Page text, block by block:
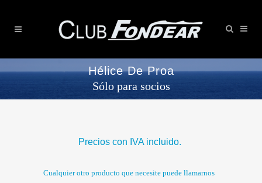
Hélice De Proa
Sólo para socios
Precios con IVA incluido.
Cualquier otro producto que necesite puede llamarnos